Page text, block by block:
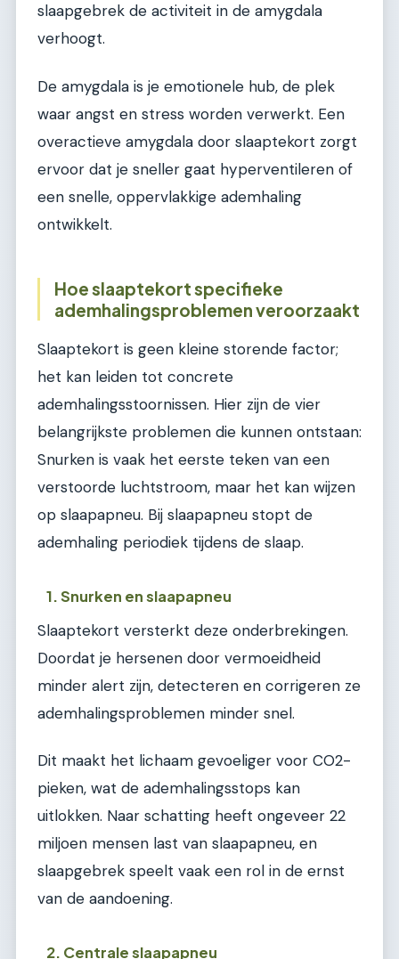
slaapgebrek de activiteit in de amygdala
verhoogt.
De amygdala is je emotionele hub, de plek
waar angst en stress worden verwerkt. Een
overactieve amygdala door slaaptekort zorgt
ervoor dat je sneller gaat hyperventileren of
een snelle, oppervlakkige ademhaling
ontwikkelt.
Hoe slaaptekort specifieke
ademhalingsproblemen veroorzaakt
Slaaptekort is geen kleine storende factor;
het kan leiden tot concrete
ademhalingsstoornissen. Hier zijn de vier
belangrijkste problemen die kunnen ontstaan:
Snurken is vaak het eerste teken van een
verstoorde luchtstroom, maar het kan wijzen
op slaapapneu. Bij slaapapneu stopt de
ademhaling periodiek tijdens de slaap.
1. Snurken en slaapapneu
Slaaptekort versterkt deze onderbrekingen.
Doordat je hersenen door vermoeidheid
minder alert zijn, detecteren en corrigeren ze
ademhalingsproblemen minder snel.
Dit maakt het lichaam gevoeliger voor CO2-
pieken, wat de ademhalingsstops kan
uitlokken. Naar schatting heeft ongeveer 22
miljoen mensen last van slaapapneu, en
slaapgebrek speelt vaak een rol in de ernst
van de aandoening.
2. Centrale slaapapneu